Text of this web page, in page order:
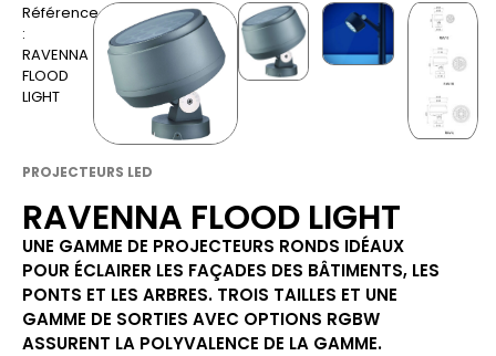
Référence
:
RAVENNA
FLOOD
LIGHT
PROJECTEURS LED
RAVENNA FLOOD LIGHT
UNE GAMME DE PROJECTEURS RONDS IDÉAUX
POUR ÉCLAIRER LES FAÇADES DES BÂTIMENTS, LES
PONTS ET LES ARBRES. TROIS TAILLES ET UNE
GAMME DE SORTIES AVEC OPTIONS RGBW
ASSURENT LA POLYVALENCE DE LA GAMME.